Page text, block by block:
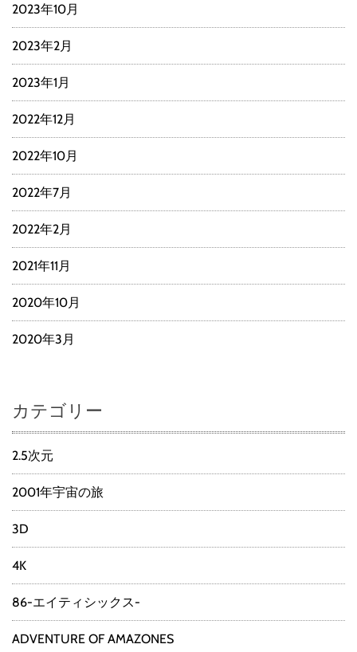
2023年10月
2023年2月
2023年1月
2022年12月
2022年10月
2022年7月
2022年2月
2021年11月
2020年10月
2020年3月
カテゴリー
2.5次元
2001年宇宙の旅
3D
4K
86-エイティシックス-
ADVENTURE OF AMAZONES